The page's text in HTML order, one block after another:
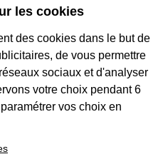
MÉTIER
formations
métier
vos compétences,
vous propose d’acquérir
les cookies
des cookies dans le but de
de vous permettre
sociaux et d'analyser
votre choix pendant 6
vos choix en